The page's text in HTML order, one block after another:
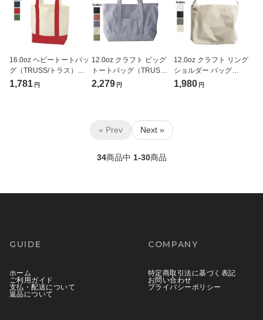
16.0oz ヘビートートバッ
グ（TRUSS/トラス）
[HVT-024]
1,781 円
12.0oz クラフト ビッグ
トートバッグ（TRUSS/
トラス）[CBT-030]
2,279 円
12.0oz クラフト リング
ショルダー バッグ
（TRUSS/トラス）
1,980 円
« Prev Next »
34商品中 1-30商品
GUIDE
ホーム
ご利用ガイド
支払・配送について
返品について
COMPANY
特定商取引法に基づく表記
お問い合わせ
プライバシーポリシー